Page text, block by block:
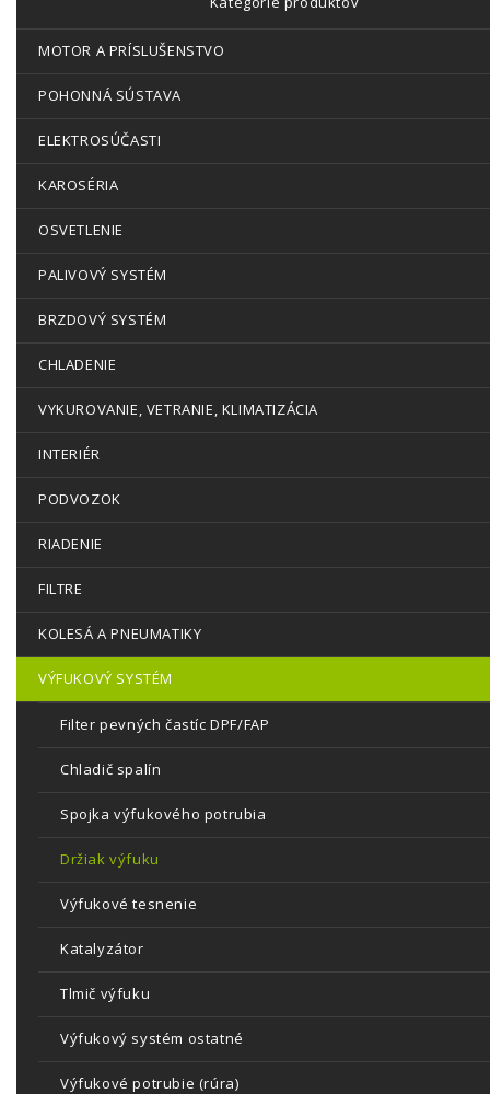
MOTOR A PRÍSLUŠENSTVO
POHONNÁ SÚSTAVA
ELEKTROSÚČASTI
KAROSÉRIA
OSVETLENIE
PALIVOVÝ SYSTÉM
BRZDOVÝ SYSTÉM
CHLADENIE
VYKUROVANIE, VETRANIE, KLIMATIZÁCIA
INTERIÉR
PODVOZOK
RIADENIE
FILTRE
KOLESÁ A PNEUMATIKY
VÝFUKOVÝ SYSTÉM
Filter pevných častíc DPF/FAP
Chladič spalín
Spojka výfukového potrubia
Držiak výfuku
Výfukové tesnenie
Katalyzátor
Tlmič výfuku
Výfukový systém ostatné
Výfukové potrubie (rúra)